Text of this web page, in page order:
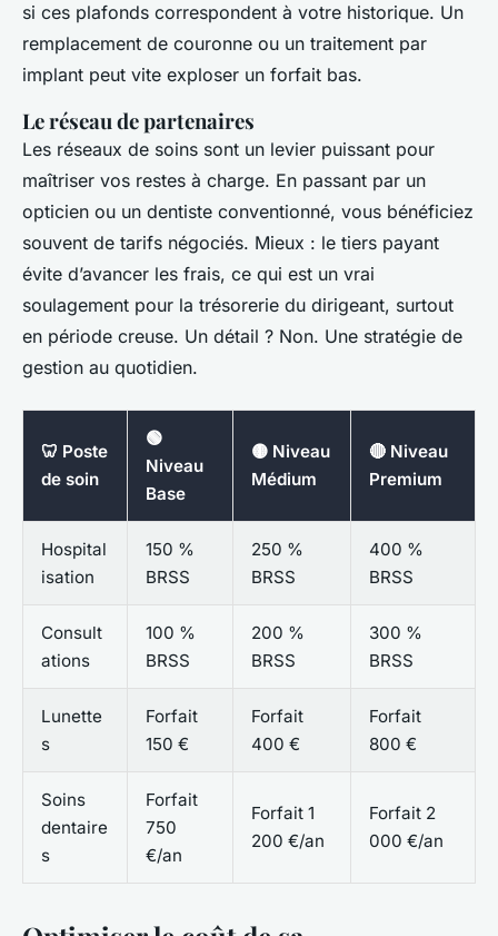
si ces plafonds correspondent à votre historique. Un
remplacement de couronne ou un traitement par
implant peut vite exploser un forfait bas.
Le réseau de partenaires
Les réseaux de soins sont un levier puissant pour
maîtriser vos restes à charge. En passant par un
opticien ou un dentiste conventionné, vous bénéficiez
souvent de tarifs négociés. Mieux : le tiers payant
évite d’avancer les frais, ce qui est un vrai
soulagement pour la trésorerie du dirigeant, surtout
en période creuse. Un détail ? Non. Une stratégie de
gestion au quotidien.
🦷 Poste
de soin
🟢
Niveau
Base
🟡 Niveau
Médium
🔴 Niveau
Premium
Hospital
isation
150 %
BRSS
250 %
BRSS
400 %
BRSS
Consult
ations
100 %
BRSS
200 %
BRSS
300 %
BRSS
Lunette
s
Forfait
150 €
Forfait
400 €
Forfait
800 €
Soins
dentaire
s
Forfait
750
€/an
Forfait 1
200 €/an
Forfait 2
000 €/an